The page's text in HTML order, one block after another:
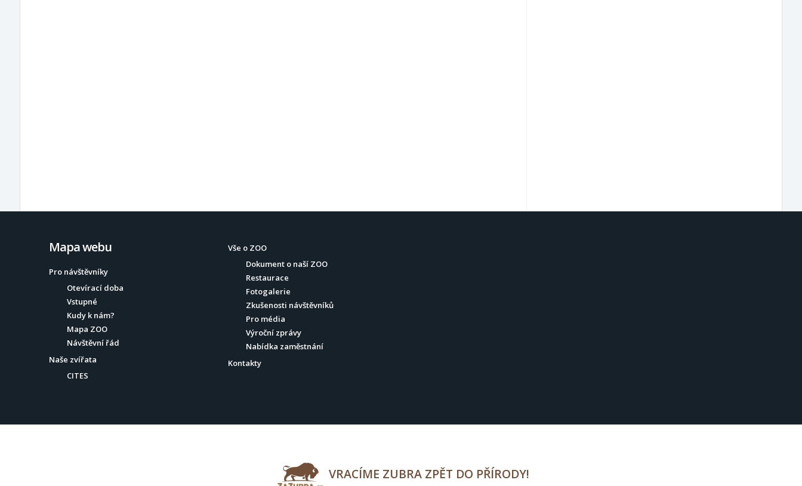
Mapa webu
Pro návštěvníky
Otevírací doba
Vstupné
Kudy k nám?
Mapa ZOO
Návštěvní řád
Naše zvířata
CITES
Vše o ZOO
Dokument o naší ZOO
Restaurace
Fotogalerie
Zkušenosti návštěvníků
Pro média
Výroční zprávy
Nabídka zaměstnání
Kontakty
VRACÍME ZUBRA ZPĚT DO PŘÍRODY!